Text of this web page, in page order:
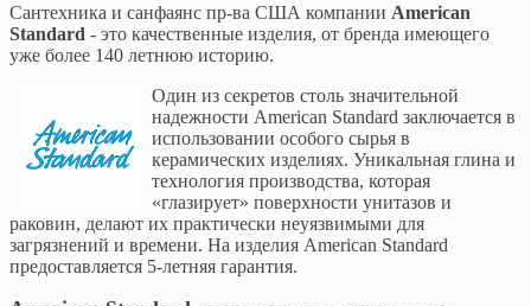
Сантехника и санфаянс пр-ва США компании American
Standard - это качественные изделия, от бренда имеющего
уже более 140 летнюю историю.
Один из секретов столь значительной
надежности American Standard заключается в
использовании особого сырья в
керамических изделиях. Уникальная глина и
технология производства, которая
«глазирует» поверхности унитазов и
раковин, делают их практически неуязвимыми для
загрязнений и времени. На изделия American Standard
предоставляется 5-летняя гарантия.